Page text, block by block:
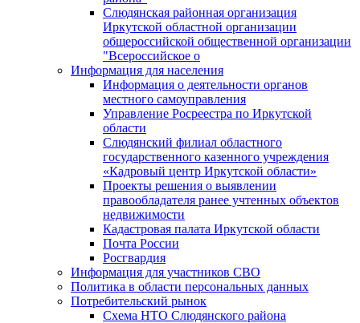
Слюдянская районная организация
Иркутской областной организации
общероссийской общественной организации
"Всероссийское о
Информация для населения
Информация о деятельности органов
местного самоуправления
Управление Росреестра по Иркутской
области
Слюдянский филиал областного
государственного казенного учреждения
«Кадровый центр Иркутской области»
Проекты решения о выявлении
правообладателя ранее учтенных объектов
недвижимости
Кадастровая палата Иркутской области
Почта России
Росгвардия
Информация для участников СВО
Политика в области персональных данных
Потребительский рынок
Схема НТО Слюдянского района